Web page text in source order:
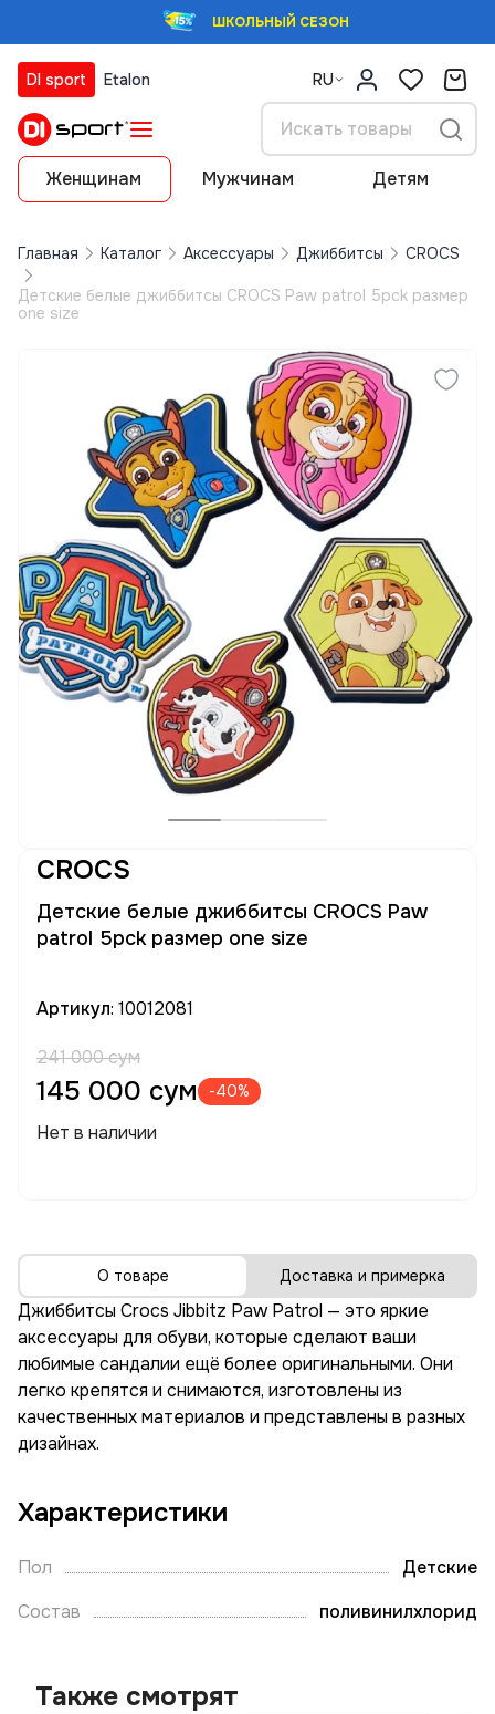
ШКОЛЬНЫЙ СЕЗОН
DI sport Etalon RU
Женщинам Мужчинам Детям
Главная Каталог Аксессуары Джиббитсы CROCS
Детские белые джиббитсы CROCS Paw patrol 5pck размер
one size
CROCS
Детские белые джиббитсы CROCS Paw
patrol 5pck размер one size
Артикул: 10012081
241 000 сум
145 000 сум -40%
Нет в наличии
О товаре Доставка и примерка
Джиббитсы Crocs Jibbitz PawPatrol — это яркие
аксессуары для обуви, которые сделают ваши
любимые сандалии ещё более оригинальными. Они
легко крепятся и снимаются, изготовлены из
качественныхматериалов и представлены в разных
дизайнах.
Характеристики
Пол
Детские
Состав
поливинилхлорид
Также смотрят